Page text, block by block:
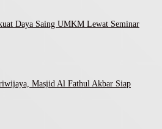
Daya Saing UMKM Lewat Seminar
Masjid Al Fathul Akbar Siap